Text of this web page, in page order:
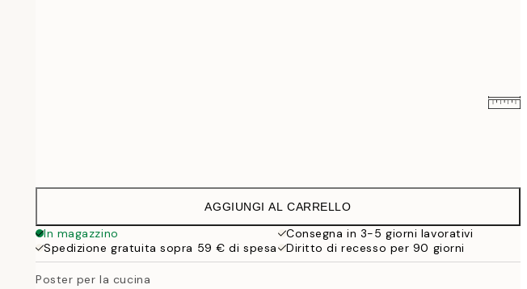
AGGIUNGI AL CARRELLO
In magazzino
Consegna in 3-5 giorni lavorativi
Spedizione gratuita sopra 59 € di spesa
Diritto di recesso per 90 giorni
Poster per la cucina